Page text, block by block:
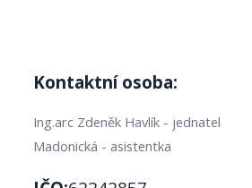
Kontaktní osoba:
Ing.arc Zdeněk Havlík - jednatel
Madonická - asistentka